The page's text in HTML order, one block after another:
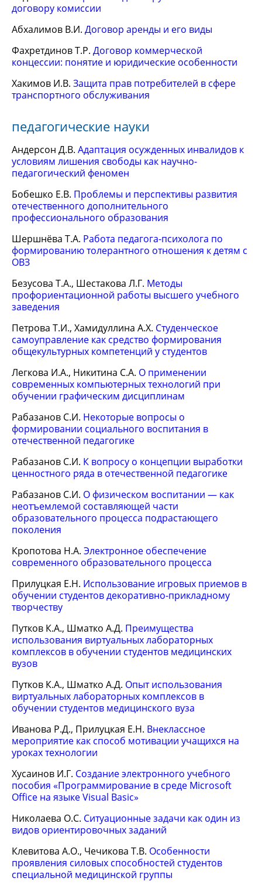
договору комиссии
Абхалимов В.И. Договор аренды и его виды
Фахретдинов Т.Р. Договор коммерческой
концессии: понятие и юридические особенности
Хакимов И.В. Защита прав потребителей в сфере
транспортного обслуживания
педагогические науки
Андерсон Д.В. Адаптация осужденных инвалидов к
условиям лишения свободы как научно-
педагогический феномен
Бобешко Е.В. Проблемы и перспективы развития
отечественного дополнительного
профессионального образования
Шершнёва Т.А. Работа педагога-психолога по
формированию толерантного отношения к детям с
ОВЗ
Безусова Т.А., Шестакова Л.Г. Методы
профориентационной работы высшего учебного
заведения
Петрова Т.И., Хамидуллина А.Х. Студенческое
самоуправление как средство формирования
общекультурных компетенций у студентов
Легкова И.А., Никитина С.А. О применении
современных компьютерных технологий при
обучении графическим дисциплинам
Рабазанов С.И. Некоторые вопросы о
формировании социального воспитания в
отечественной педагогике
Рабазанов С.И. К вопросу о концепции выработки
ценностного ряда в отечественной педагогике
Рабазанов С.И. О физическом воспитании — как
неотъемлемой составляющей части
образовательного процесса подрастающего
поколения
Кропотова Н.А. Электронное обеспечение
современного образовательного процесса
Прилуцкая Е.Н. Использование игровых приемов в
обучении студентов декоративно-прикладному
творчеству
Путков К.А., Шматко А.Д. Преимущества
использования виртуальных лабораторных
комплексов в обучении студентов медицинских
вузов
Путков К.А., Шматко А.Д. Опыт использования
виртуальных лабораторных комплексов в
обучении студентов медицинского вуза
Иванова Р.Д., Прилуцкая Е.Н. Внеклассное
мероприятие как способ мотивации учащихся на
уроках технологии
Хусаинов И.Г. Создание электронного учебного
пособия «Программирование в среде Microsoft
Office на языке Visual Basic»
Николаева О.С. Ситуационные задачи как один из
видов ориентировочных заданий
Клевитова А.О., Чечикова Т.В. Особенности
проявления силовых способностей студентов
специальной медицинской группы